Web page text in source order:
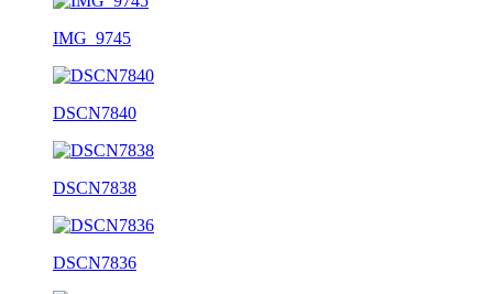
IMG_9745
DSCN7840
DSCN7838
DSCN7836